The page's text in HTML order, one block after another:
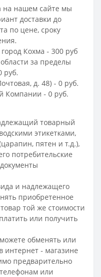
на нашем сайте мы
доставки до
по цене, сроку
Кохма - 300 руб
за пределы
руб.
д. 48) - 0 руб.
Компании - 0 руб.
товарный
этикетками,
пятен и т.д.),
потребительские
и надлежащего
приобретенное
той же стоимости
или получить
обменять или
интернет - магазине
предварительно
или